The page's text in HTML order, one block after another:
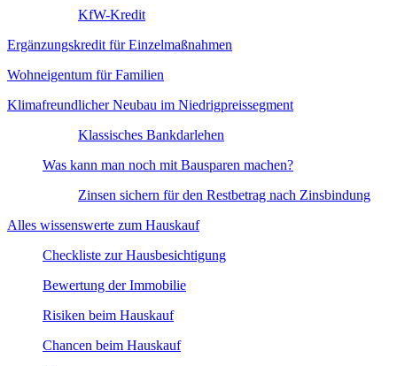
KfW-Kredit
Ergänzungskredit für Einzelmaßnahmen
Wohneigentum für Familien
Klimafreundlicher Neubau im Niedrigpreissegment
Klassisches Bankdarlehen
Was kann man noch mit Bausparen machen?
Zinsen sichern für den Restbetrag nach Zinsbindung
Alles wissenswerte zum Hauskauf
Checkliste zur Hausbesichtigung
Bewertung der Immobilie
Risiken beim Hauskauf
Chancen beim Hauskauf